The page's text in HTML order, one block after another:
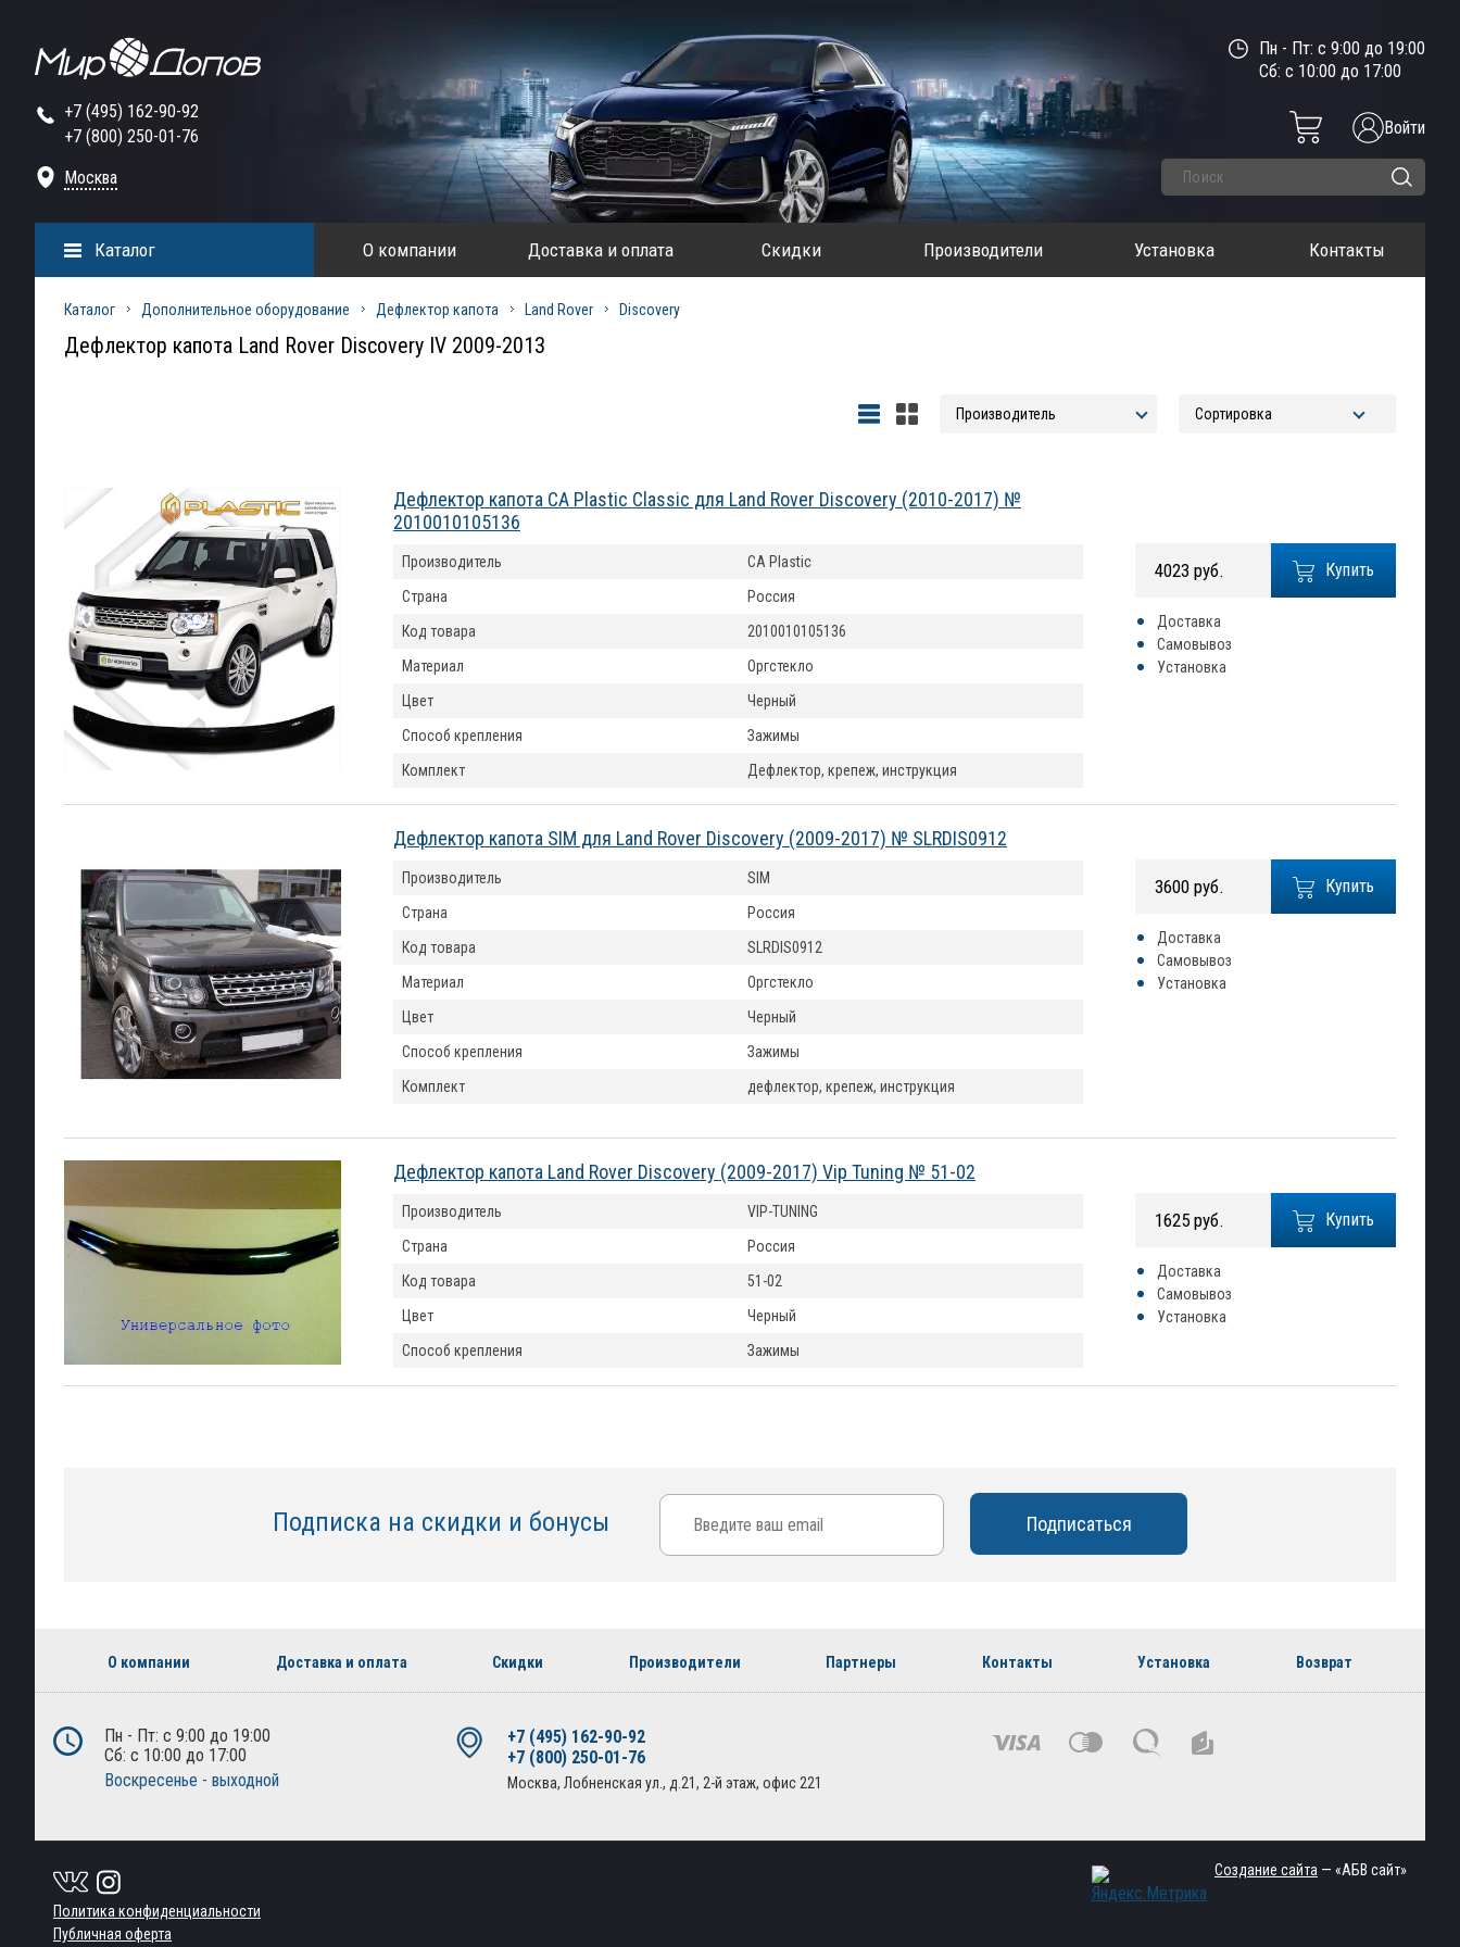
+7 (495) 162-90-92
+7 (800) 250-01-76
Москва
Пн - Пт: с 9:00 до 19:00
Сб: с 10:00 до 17:00
Войти
О компании Доставка и оплата Скидки Производители Установка Контакты
Каталог
Каталог Дополнительное оборудование Дефлектор капота Land Rover Discovery
Дефлектор капота Land Rover Discovery IV 2009-2013
Дефлектор капота CA Plastic Classic для Land Rover Discovery (2010-2017) №
2010010105136
Купить
4023 руб.
Доставка
Самовывоз
Установка
Производитель
CA Plastic
Страна
Россия
Код товара
2010010105136
Материал
Оргстекло
Цвет
Черный
Способ крепления
Зажимы
Комплект
Дефлектор, крепеж, инструкция
Дефлектор капота SIM для Land Rover Discovery (2009-2017) № SLRDIS0912
Купить
3600 руб.
Доставка
Самовывоз
Установка
Производитель
SIM
Страна
Россия
Код товара
SLRDIS0912
Материал
Оргстекло
Цвет
Черный
Способ крепления
Зажимы
Комплект
дефлектор, крепеж, инструкция
Дефлектор капота Land Rover Discovery (2009-2017) Vip Tuning № 51-02
Купить
1625 руб.
Доставка
Самовывоз
Установка
Производитель
VIP-TUNING
Страна
Россия
Код товара
51-02
Цвет
Черный
Способ крепления
Зажимы
Подписка на скидки и бонусы
О компании Доставка и оплата Скидки Производители Партнеры Контакты Установка Возврат
Пн - Пт: с 9:00 до 19:00
Сб: с 10:00 до 17:00
Воскресенье - выходной
+7 (495) 162-90-92
+7 (800) 250-01-76
Москва, Лобненская ул., д.21, 2-й этаж, офис 221
Политика конфиденциальности
Публичная оферта
Создание сайта — «АБВ сайт»